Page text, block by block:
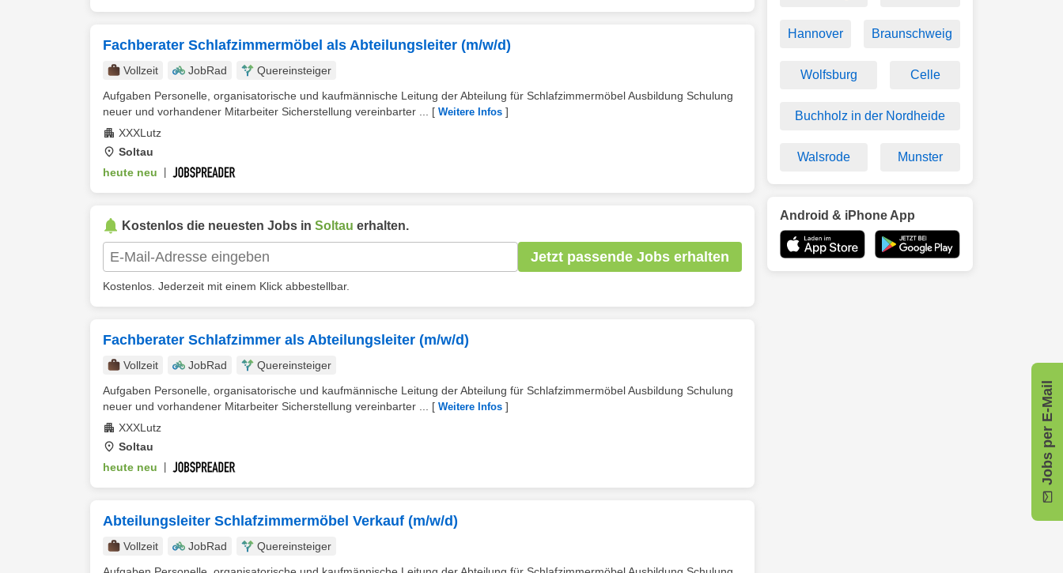
Fachberater Schlafzimmermöbel als Abteilungsleiter (m/w/d)
Vollzeit JobRad
Quereinsteiger
Aufgaben Personelle, organisatorische und kaufmännische Leitung der Abteilung für Schlafzimmermöbel Ausbildung Schulung
neuer und vorhandener Mitarbeiter Sicherstellung vereinbarter ...
[ Weitere Infos ]
XXXLutz
Soltau
heute neu
Kostenlos die neuesten Jobs in Soltau erhalten.
Jetzt passende Jobs erhalten
Kostenlos. Jederzeit mit einem Klick abbestellbar.
Fachberater Schlafzimmer als Abteilungsleiter (m/w/d)
Vollzeit JobRad
Quereinsteiger
Aufgaben Personelle, organisatorische und kaufmännische Leitung der Abteilung für Schlafzimmermöbel Ausbildung Schulung
neuer und vorhandener Mitarbeiter Sicherstellung vereinbarter ...
[ Weitere Infos ]
XXXLutz
Soltau
heute neu
Abteilungsleiter Schlafzimmermöbel Verkauf (m/w/d)
Vollzeit JobRad
Quereinsteiger
Jobs per E-Mail
Hannover Braunschweig
Wolfsburg Celle
Buchholz in der Nordheide
Walsrode Munster
Android & iPhone App